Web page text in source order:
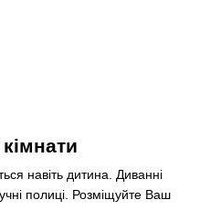
навіть дитина. Диванні
полиці. Розміщуйте Ваш